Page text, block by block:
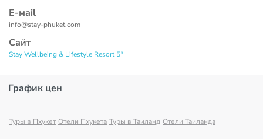
Е-маil
info@stay-phuket.com
Сайт
Stay Wellbeing & Lifestyle Resort 5*
График цен
Туры в Пхукет Отели Пхукета Туры в Таиланд Отели Таиланда